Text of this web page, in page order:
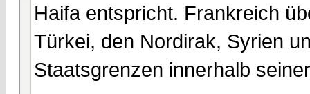
Haifa entspricht. Frankreich
Türkei, den Nordirak, Syrien
Staatsgrenzen innerhalb